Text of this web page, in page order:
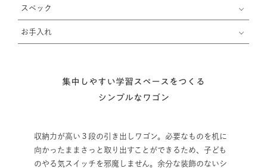
スペック
お手入れ
集中しやすい学習スペースをつくる
シンプルなワゴン
収納力が高い３段の引き出しワゴン。必要なものを机に
向かったままさっと取り出すことができるため、子ども
のやる気スイッチを邪魔しません。余分な装飾のないシ